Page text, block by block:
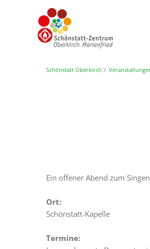
Schönstatt Oberkirch
Ein offener Abend zum
Ort:
Schönstatt-Kapelle
Termine: